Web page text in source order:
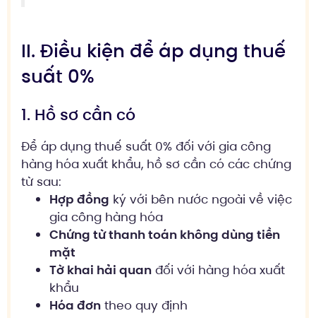
II. Điều kiện để áp dụng thuế
suất 0%
1. Hồ sơ cần có
Để áp dụng thuế suất 0% đối với gia công
hàng hóa xuất khẩu, hồ sơ cần có các chứng
từ sau:
Hợp đồng ký với bên nước ngoài về việc
gia công hàng hóa
Chứng từ thanh toán không dùng tiền
mặt
Tờ khai hải quan đối với hàng hóa xuất
khẩu
Hóa đơn theo quy định